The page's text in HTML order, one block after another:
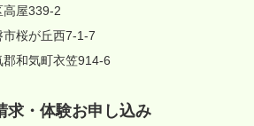
高屋339-2
市桜が丘西7-1-7
郡和気町衣笠914-6
求・体験お申し込み